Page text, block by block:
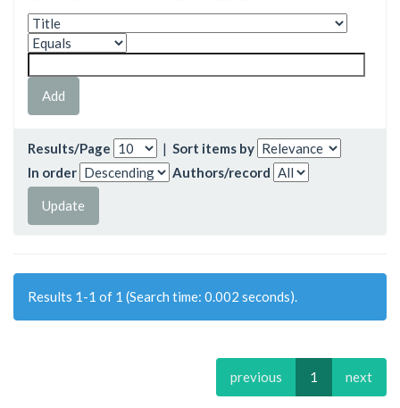
Results/Page | Sort items by
In order
Authors/record
Results 1-1 of 1 (Search time: 0.002 seconds).
previous 1 next